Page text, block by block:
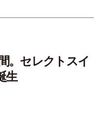
。セレクトスイ
生